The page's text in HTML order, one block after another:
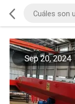
Sep 20, 2024